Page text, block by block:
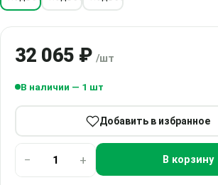
32 065 ₽ /шт
В наличии — 1 шт
Добавить в избранное
− + В корзину